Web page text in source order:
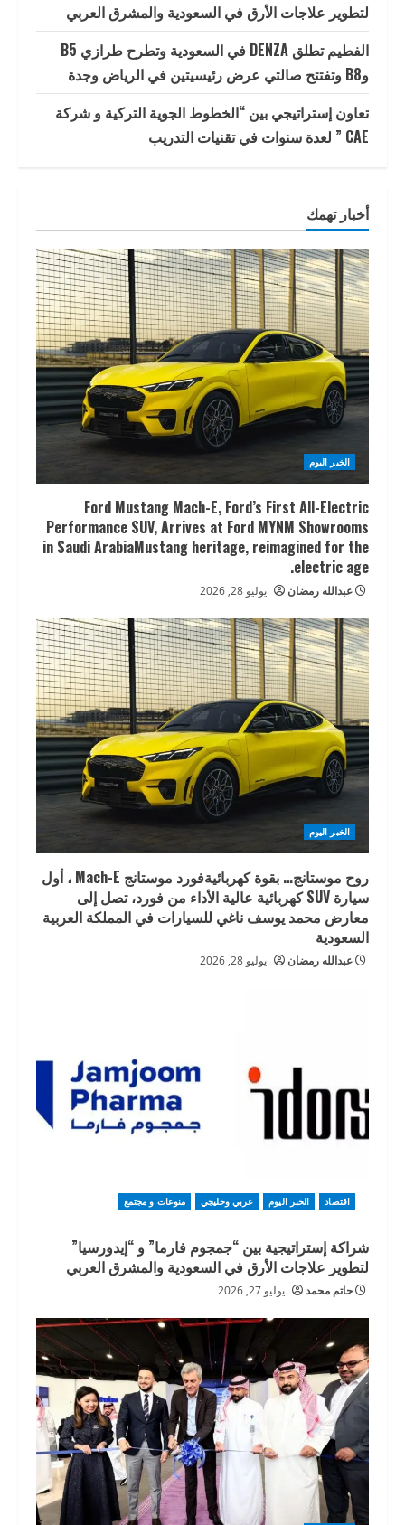
لتطوير علاجات الأرق في السعودية والمشرق العربي
الفطيم تطلق DENZA في السعودية وتطرح طرازي B5
وB8 وتفتتح صالتي عرض رئيسيتين في الرياض وجدة
تعاون إستراتيجي بين “الخطوط الجوية التركية و شركة
CAE ” لعدة سنوات في تقنيات التدريب
أخبار تهمك
الخبر اليوم
Ford Mustang Mach-E, Ford’s First All-Electric
Performance SUV, Arrives at Ford MYNM Showrooms
in Saudi ArabiaMustang heritage, reimagined for the
electric age.
عبدالله رمضان يوليو 28, 2026
الخبر اليوم
روح موستانج… بقوة كهربائيةفورد موستانج Mach-E ، أول
سيارة SUV كهربائية عالية الأداء من فورد، تصل إلى
معارض محمد يوسف ناغي للسيارات في المملكة العربية
السعودية
عبدالله رمضان يوليو 28, 2026
اقتصاد الخبر اليوم عربي وخليجي منوعات و مجتمع
شراكة إستراتيجية بين “جمجوم فارما” و “إيدورسيا”
لتطوير علاجات الأرق في السعودية والمشرق العربي
حاتم محمد يوليو 27, 2026